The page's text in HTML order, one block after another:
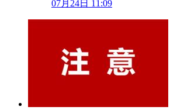
07月24日 11:09